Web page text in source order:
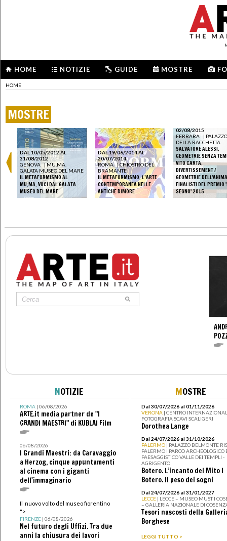
HOME NOTIZIE GUIDE MOSTRE
HOME
MOSTRE
DAL 10/05/2012 AL
31/08/2012
GENOVA |MU.MA.
GALATA MUSEO DEL MARE
IL METAFORMISMO AL
MU.MA. VOCI DAL GALATA
MUSEO DEL MARE
DAL 19/06/2014 AL
20/07/2014
ROMA | CHIOSTRO DEL
BRAMANTE
IL METAFORMISMO. L’ARTE
CONTEMPORANEA NELLE
ANTICHE DIMORE
02/08/2015
FERRARA
| PALAZZO
DELLA RACCHETTA
SALVATORE ALESSI.
GEOMETRIE SENZA
VITO CARTA.
DIVERTISSEMENT /
GEOMETRIE
FINALISTI DEL PREMIO
SEGNO' 2015
NOTIZIE
ROMA| 06/08/2026
ARTE.it media partner de "I
GRANDI MAESTRI" di KUBLAI Film
06/08/2026
I Grandi Maestri: da Caravaggio
a Herzog, cinque appuntamenti
al cinema con i giganti
dell'immaginario
Il nuovo volto del museo fiorentino
">
FIRENZE| 06/08/2026
Nel futuro degli Uffizi. Tra due
anni la chiusura dei lavori
MOSTRE
Dal 30/07/2026 al 01/11/2026
VERONA | CENTRO
FOTOGRAFIA SCAVI SCALIGERI
Dorothea Lange
Dal 24/07/2026 al 31/10/2026
PALERMO | PALAZZO BELMONTE
PALERMO I PARCO ARCHEOLOGICO
PAESAGGISTICO VALLE DEI TEMPLI -
AGRIGENTO
Botero. L’incanto del Mito I
Botero. Il peso dei sogni
Dal 24/07/2026 al 31/01/2027
LECCE | LECCE – MUSEO MUST I
– GALLERIA NAZIONALE DI
Tesori nascosti della
Borghese
LEGGI TUTTO >